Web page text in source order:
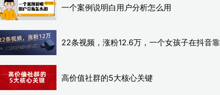
一个案例说明白用户分析怎么用
22条视频，涨粉12.6万，一个女孩子在抖音
高价值社群的5大核心关键